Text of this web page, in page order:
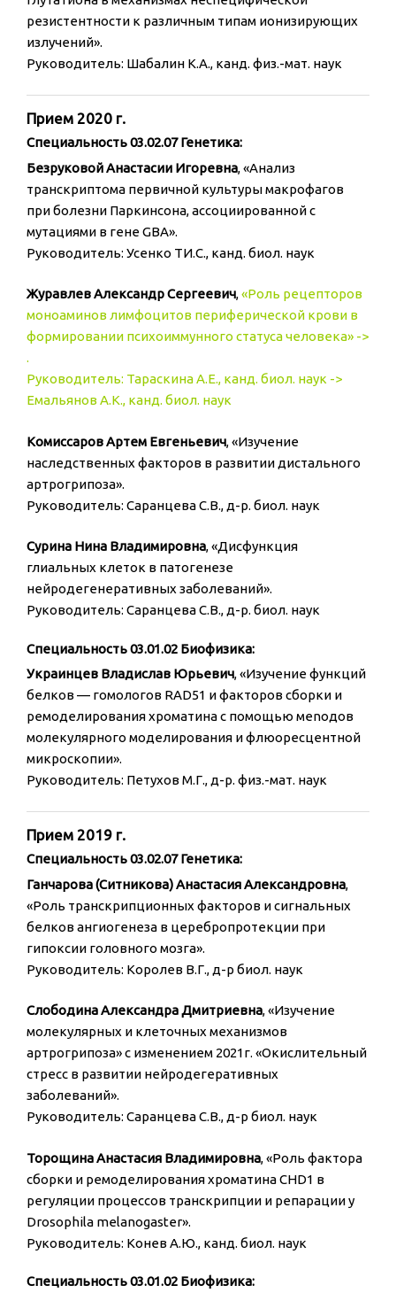
резистентности к различным типам ионизирующих
излучений».
Руководитель: Шабалин К.А., канд. физ.-мат. наук
Прием 2020 г.
Специальность 03.02.07 Генетика:
Безруковой Анастасии Игоревна, «Анализ
транскриптома первичной культуры макрофагов
при болезни Паркинсона, ассоциированной с
мутациями в гене GBA».
Руководитель: Усенко ТИ.С., канд. биол. наук
Журавлев Александр Сергеевич,«Роль рецепторов
моноаминов лимфоцитов периферической крови в
формировании психоиммунного статуса человека» ->
.
Руководитель: Тараскина А.Е., канд. биол. наук ->
Емальянов А.К., канд. биол. наук
Комиссаров Артем Евгеньевич, «Изучение
наследственных факторов в развитии дистального
артрогрипоза».
Руководитель: Саранцева С.В., д-р. биол. наук
Сурина Нина Владимировна, «Дисфункция
глиальных клеток в патогенезе
нейродегенеративных заболеваний».
Руководитель: Саранцева С.В., д-р. биол. наук
Специальность 03.01.02 Биофизика:
Украинцев Владислав Юрьевич, «Изучение функций
белков — гомологов RAD51 и факторов сборки и
ремоделирования хроматина с помощью меnодов
молекулярного моделирования и флюоресцентной
микроскопии».
Руководитель: Петухов М.Г., д-р. физ.-мат. наук
Прием 2019 г.
Специальность 03.02.07 Генетика:
Ганчарова (Ситникова) Анастасия Александровна,
«Роль транскрипционных факторов и сигнальных
белков ангиогенеза в церебропротекции при
гипоксии головного мозга».
Руководитель: Королев В.Г., д-р биол. наук
Слободина Александра Дмитриевна, «Изучение
молекулярных и клеточных механизмов
артрогрипоза» с изменением 2021г. «Окислительный
стресс в развитии нейродегеративных
заболеваний».
Руководитель: Саранцева С.В., д-р биол. наук
Торощина Анастасия Владимировна, «Роль фактора
сборки и ремоделирования хроматина CHD1 в
регуляции процессов транскрипции и репарации у
Drosophila melanogaster».
Руководитель: Конев А.Ю., канд. биол. наук
Специальность 03.01.02 Биофизика: